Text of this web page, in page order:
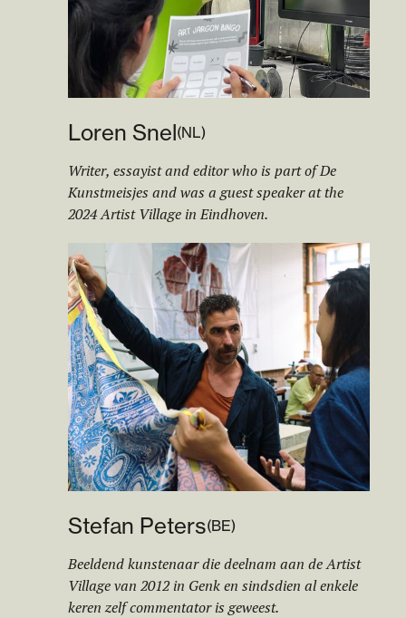
Loren Snel(NL)
Writer, essayist and editor who is part of De
Kunstmeisjes and was a guest speaker at the
2024 Artist Village in Eindhoven.
Stefan Peters(BE)
Beeldend kunstenaar die deelnam aan de Artist
Village van 2012 in Genk en sindsdien al enkele
keren zelf commentator is geweest.